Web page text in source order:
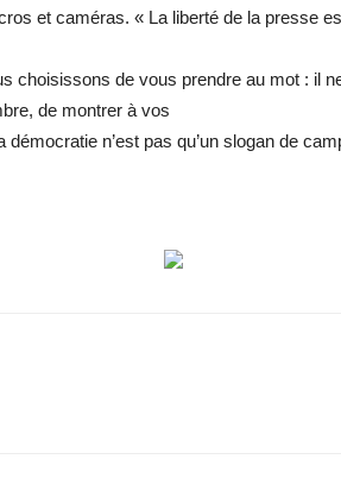
et caméras. « La liberté de la presse
choisissons de vous prendre au mot : il
de montrer à vos
n’est pas qu’un slogan de